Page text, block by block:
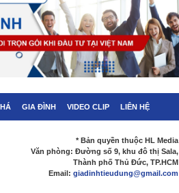
GIA ĐÌNH VIDEO CLIP LIÊN HỆ
* Bản quyền thuộc HL Media
Văn phòng: Đường số 9, khu đô thị Sala,
Thành phố Thủ Đức, TP.HCM
Email: giadinhtieudung@gmail.com